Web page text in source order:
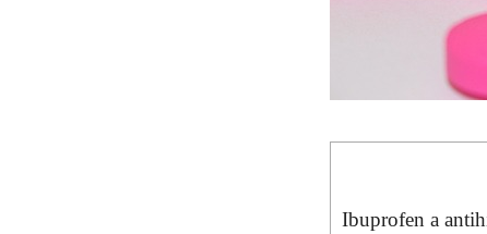
Ibuprofen a​